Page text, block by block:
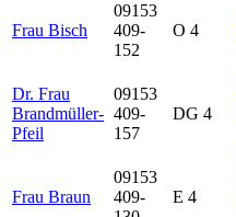
Frau Bisch
09153
409-
152
O 4
Dr. Frau
Brandmüller-
Pfeil
09153
409-
157
DG 4
Frau Braun
09153
409-
E 4